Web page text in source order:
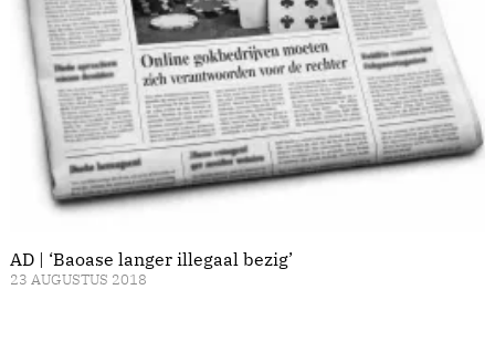
AD | ‘Baoase langer illegaal bezig’
23 AUGUSTUS 2018